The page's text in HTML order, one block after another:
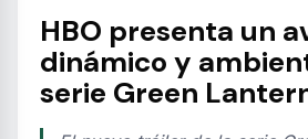
HBO presenta un
dinámico y
serie Green